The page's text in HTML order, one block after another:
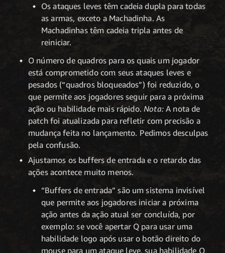
Os ataques leves têm cadeia dupla para todas
as armas, exceto a Machadinha. As
Machadinhas têm cadeia tripla antes de
reiniciar.
O número de quadros para os quais um jogador
está comprometido com seus ataques leves e
pesados (“quadros bloqueados”) foi reduzido, o
que permite aos jogadores seguir para a próxima
ação ou habilidade mais rápido.Nota:A nota de
patch foi atualizada para refletir com precisão a
mudança feita no lançamento. Pedimos desculpas
pela confusão.
Ajustamos os buffers de entrada e o retardo das
ações acontece muito menos.
“Buffers de entrada” são um sistema invisível
que permite aos jogadores iniciar a próxima
ação antes da ação atual ser concluída, por
exemplo: se você apertar Q para usar uma
habilidade logo após usar o botão direito do
mouse para um ataque leve, sua habilidade Q